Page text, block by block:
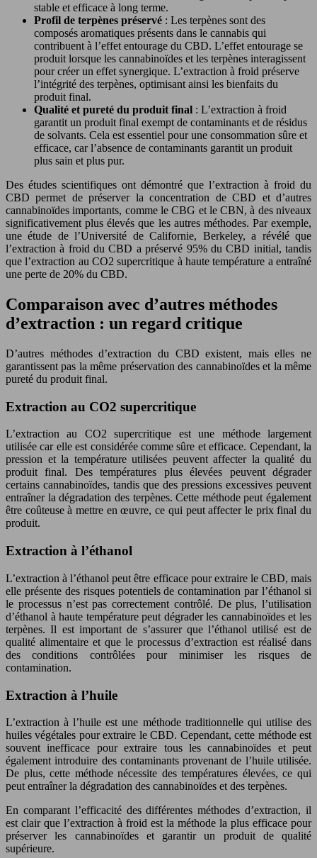
stable et efficace à long terme.
Profil de terpènes préservé : Les terpènes sont des
composés aromatiques présents dans le cannabis qui
contribuent à l’effet entourage du CBD. L’effet entourage se
produit lorsque les cannabinoïdes et les terpènes interagissent
pour créer un effet synergique. L’extraction à froid préserve
l’intégrité des terpènes, optimisant ainsi les bienfaits du
produit final.
Qualité et pureté du produit final : L’extraction à froid
garantit un produit final exempt de contaminants et de résidus
de solvants. Cela est essentiel pour une consommation sûre et
efficace, car l’absence de contaminants garantit un produit
plus sain et plus pur.
Des études scientifiques ont démontré que l’extraction à froid du
CBD permet de préserver la concentration de CBD et d’autres
cannabinoïdes importants, comme le CBG et le CBN, à des niveaux
significativement plus élevés que les autres méthodes. Par exemple,
une étude de l’Université de Californie, Berkeley, a révélé que
l’extraction à froid du CBD a préservé 95% du CBD initial, tandis
que l’extraction au CO2 supercritique à haute température a entraîné
une perte de 20% du CBD.
Comparaison avec d’autres méthodes
d’extraction : un regard critique
D’autres méthodes d’extraction du CBD existent, mais elles ne
garantissent pas la même préservation des cannabinoïdes et la même
pureté du produit final.
Extraction au CO2 supercritique
L’extraction au CO2 supercritique est une méthode largement
utilisée car elle est considérée comme sûre et efficace. Cependant, la
pression et la température utilisées peuvent affecter la qualité du
produit final. Des températures plus élevées peuvent dégrader
certains cannabinoïdes, tandis que des pressions excessives peuvent
entraîner la dégradation des terpènes. Cette méthode peut également
être coûteuse à mettre en œuvre, ce qui peut affecter le prix final du
produit.
Extraction à l’éthanol
L’extraction à l’éthanol peut être efficace pour extraire le CBD, mais
elle présente des risques potentiels de contamination par l’éthanol si
le processus n’est pas correctement contrôlé. De plus, l’utilisation
d’éthanol à haute température peut dégrader les cannabinoïdes et les
terpènes. Il est important de s’assurer que l’éthanol utilisé est de
qualité alimentaire et que le processus d’extraction est réalisé dans
des conditions contrôlées pour minimiser les risques de
contamination.
Extraction à l’huile
L’extraction à l’huile est une méthode traditionnelle qui utilise des
huiles végétales pour extraire le CBD. Cependant, cette méthode est
souvent inefficace pour extraire tous les cannabinoïdes et peut
également introduire des contaminants provenant de l’huile utilisée.
De plus, cette méthode nécessite des températures élevées, ce qui
peut entraîner la dégradation des cannabinoïdes et des terpènes.
En comparant l’efficacité des différentes méthodes d’extraction, il
est clair que l’extraction à froid est la méthode la plus efficace pour
préserver les cannabinoïdes et garantir un produit de qualité
supérieure.